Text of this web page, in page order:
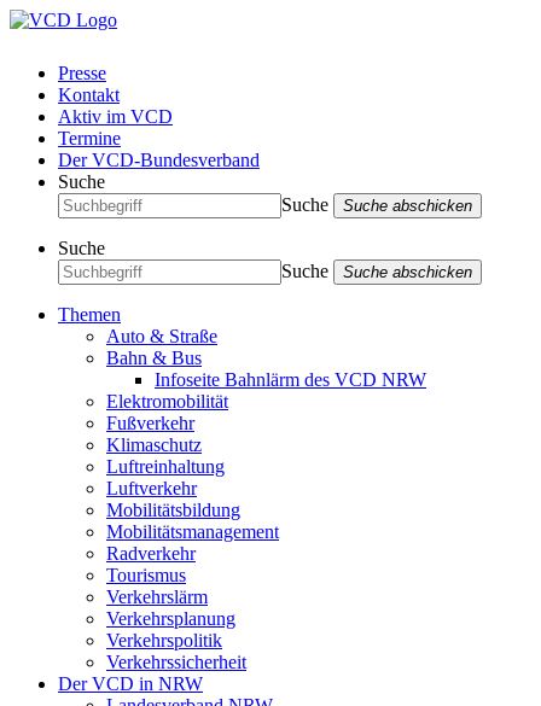
Presse
Kontakt
Aktiv im VCD
Termine
Der VCD-Bundesverband
Suche
Suche
Suche abschicken
Suche
Suche
Suche abschicken
Themen
Auto & Straße
Bahn & Bus
Infoseite Bahnlärm des VCD NRW
Elektromobilität
Fußverkehr
Klimaschutz
Luftreinhaltung
Luftverkehr
Mobilitätsbildung
Mobilitätsmanagement
Radverkehr
Tourismus
Verkehrslärm
Verkehrsplanung
Verkehrspolitik
Verkehrssicherheit
Der VCD in NRW